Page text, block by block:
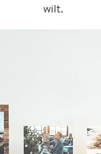
wilt.